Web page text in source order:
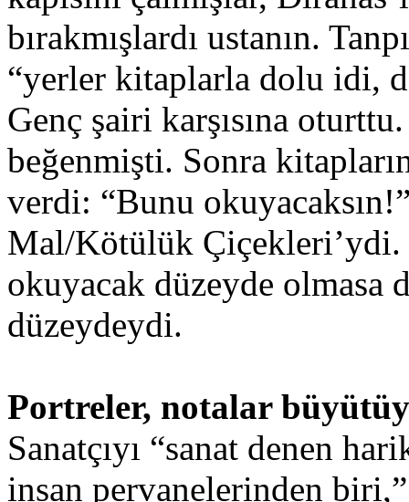
bırakmışlardı ustanın.
“yerler kitaplarla dolu idi,
Genç şairi karşısına
beğenmişti. Sonra
verdi: “Bunu
Mal/Kötülük Çiçekleri’ydi.
okuyacak düzeyde olmasa
düzeydeydi.
Portreler, notalar
Sanatçıyı “sanat denen
insan pervanelerinden